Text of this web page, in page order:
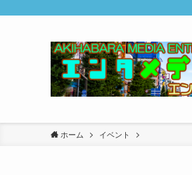
ホーム イベント